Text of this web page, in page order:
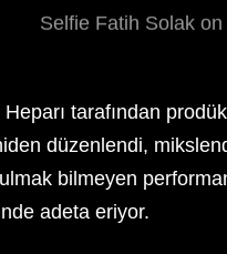
tarafından
düzenlendi,
bilmeyen
adeta eriyor.